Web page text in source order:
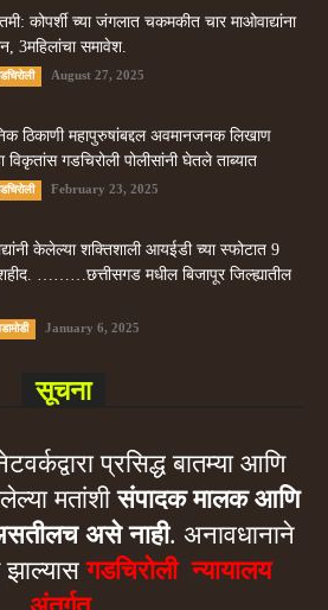
कोपर्शी च्या जंगलात चकमकीत चार माओवाद्यांना
3महिलांचा समावेश.
August 27, 2025
ठिकाणी महापुरुषांबद्दल अवमानजनक लिखाण
विकृतांस गडचिरोली पोलीसांनी घेतले ताब्यात
February 23, 2025
केलेल्या शक्तिशाली आयईडी च्या स्फोटात 9
………छत्तीसगड मधील बिजापूर जिल्ह्यातील
January 6, 2025
सूचना
प्रसिद्ध बातम्या आणि
मतांशीसंपादक मालक आणि
असे नाही. अनावधानाने
झाल्यास गडचिरोली न्यायालय